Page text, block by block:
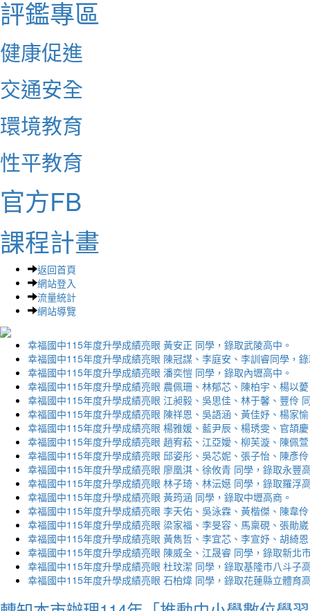
評鑑專區
健康促進
交通安全
環境教育
性平教育
官方FB
課程計畫
返回首頁
網站登入
流量統計
網站導覽
幸福國中115年度升學成績亮眼 黃安正 同學，錄取武陵高中。
幸福國中115年度升學成績亮眼 陳冠謀、李庭安、李訓睿同學，
幸福國中115年度升學成績亮眼 潘奕愷 同學，錄取內壢高中。
幸福國中115年度升學成績亮眼 農佩珊、林郁芯、陳柏宇、楊以
幸福國中115年度升學成績亮眼 江昶毅、吳思佳、林于馨、豐伶
幸福國中115年度升學成績亮眼 陳祥恩、吳語涵、黃佳妤、楊家
幸福國中115年度升學成績亮眼 楊雅媛、藍尹辰、楊琇雯、官頡
幸福國中115年度升學成績亮眼 趙宥菘、江亞嬡、柳芙漩、陳佩
幸福國中115年度升學成績亮眼 邱姿彤、吳芯妮、張子怡、陳彥
幸福國中115年度升學成績亮眼 廖凰淇、徐攸青 同學，錄取永豐
幸福國中115年度升學成績亮眼 林子琦、林沄嬨 同學，錄取羅浮
幸福國中115年度升學成績亮眼 黃筠涵 同學，錄取中壢高商。
幸福國中115年度升學成績亮眼 李天佑、吳泳霖、黃楷傑、陳韋
幸福國中115年度升學成績亮眼 梁家福、李旻容、馬稟硯、張勛
幸福國中115年度升學成績亮眼 黃雋哲、李宜芯、李宣妤、胡綺
幸福國中115年度升學成績亮眼 陳威全、江晟睿 同學，錄取新北
幸福國中115年度升學成績亮眼 杜玟潔 同學，錄取基隆市八斗子
幸福國中115年度升學成績亮眼 石柏煒 同學，錄取花蓮縣立體育